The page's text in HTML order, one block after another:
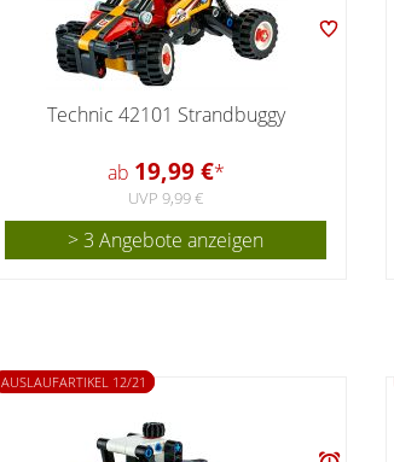
Technic 42101 Strandbuggy
ab 19,99 €*
UVP 9,99 €
> 3 Angebote anzeigen
AUSLAUFARTIKEL 12/21